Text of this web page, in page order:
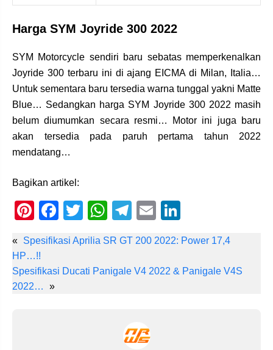
Harga SYM Joyride 300 2022
SYM Motorcycle sendiri baru sebatas memperkenalkan
Joyride 300 terbaru ini di ajang EICMA di Milan, Italia…
Untuk sementara baru tersedia warna tunggal yakni Matte
Blue… Sedangkan harga SYM Joyride 300 2022 masih
belum diumumkan secara resmi… Motor ini juga baru
akan tersedia pada paruh pertama tahun 2022
mendatang…
Bagikan artikel:
Pi
er
e
st
F
c
e
T
tt
er
W
at
s
T
e
gr
E
ail k
e
« Spesifikasi Aprilia SR GT 200 2022: Power 17,4
HP…!!
Spesifikasi Ducati Panigale V4 2022 & Panigale V4S
2022…
»